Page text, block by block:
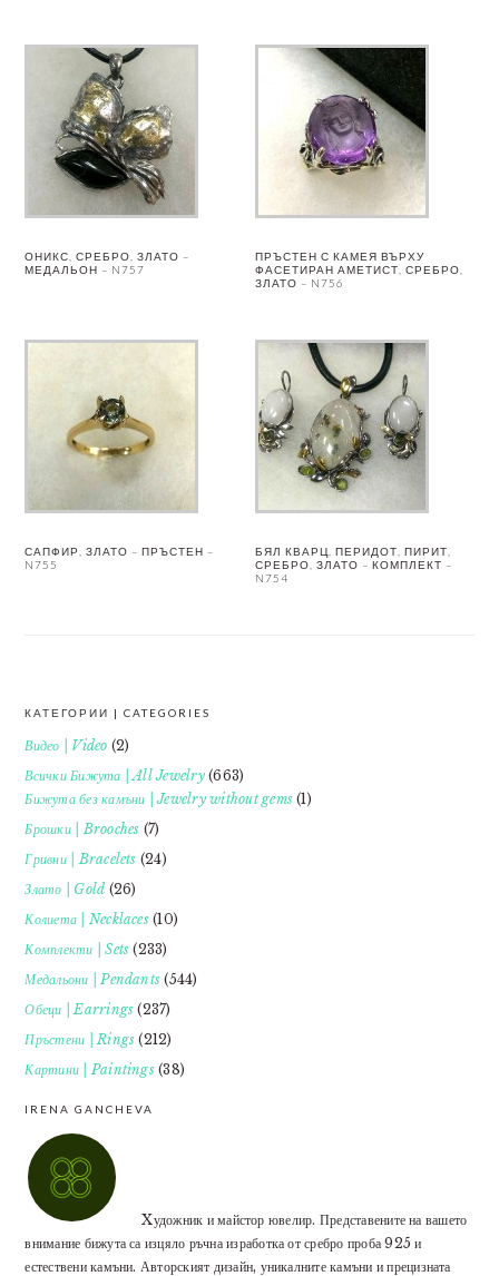
ОНИКС, СРЕБРО, ЗЛАТО –
МЕДАЛЬОН – N757
ПРЪСТЕН С КАМЕЯ ВЪРХУ
ФАСЕТИРАН АМЕТИСТ, СРЕБРО,
ЗЛАТО – N756
САПФИР, ЗЛАТО – ПРЪСТЕН –
N755
БЯЛ КВАРЦ, ПЕРИДОТ, ПИРИТ,
СРЕБРО, ЗЛАТО – КОМПЛЕКТ –
N754
FOOTER
КАТЕГОРИИ | CATEGORIES
Видео | Video (2)
Всички Бижута | All Jewelry(663)
Бижута без камъни | Jewelry without gems (1)
Брошки | Brooches (7)
Гривни | Bracelets (24)
Злато | Gold (26)
Колиета | Necklaces(10)
Комплекти | Sets (233)
Медальони | Pendants (544)
Обеци | Earrings (237)
Пръстени | Rings (212)
Картини | Paintings(38)
IRENA GANCHEVA
Xудожник и майстор ювелир. Представените на вашето
внимание бижута са изцяло ръчна изработка от сребро проба 925 и
естествени камъни. Авторският дизайн, уникалните камъни и прецизната